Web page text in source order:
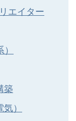
エイター
築
）